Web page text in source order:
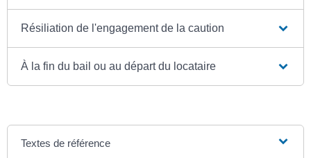
Résiliation de l'engagement de la caution
À la fin du bail ou au départ du locataire
Textes de référence